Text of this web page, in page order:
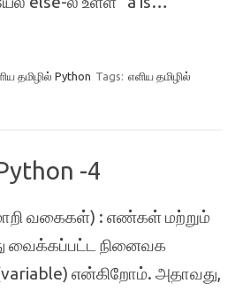
தமிழில் Python Tags: எளிய தமிழில்
-4
வகைகள்) : எண்கள் மற்றும்
வைக்கப்பட்ட நினைவக
என்கிறோம். அதாவது,